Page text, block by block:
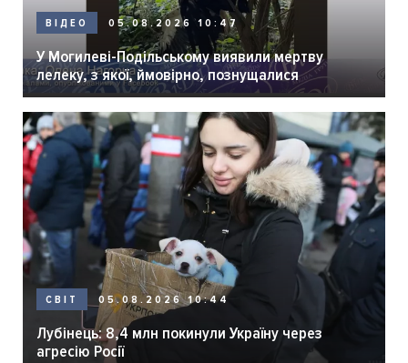
ВІДЕО 05.08.2026 10:47
У Могилеві-Подільському виявили мертву
лелеку, з якої, ймовірно, познущалися
СВІТ 05.08.2026 10:44
Лубінець: 8,4 млн покинули Україну через
агресію Росії